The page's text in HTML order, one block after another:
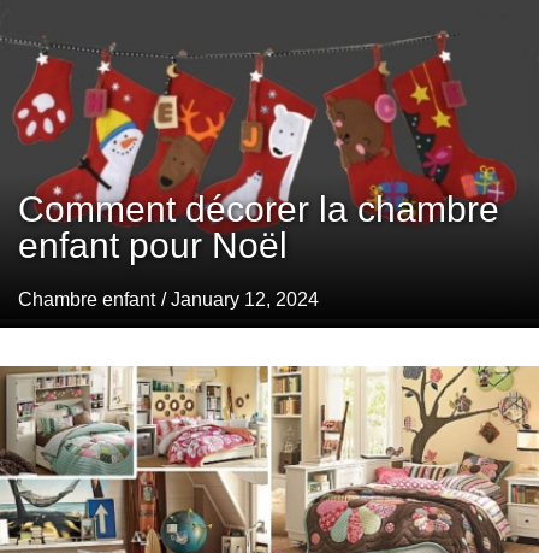
Comment décorer la chambre
enfant pour Noël
Chambre enfant / January 12, 2024